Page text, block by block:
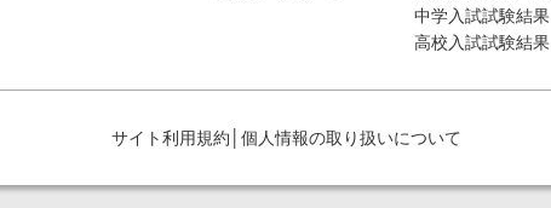
中学入試試験結果
高校入試試験結果
サイト利用規約 個人情報の取り扱いについて